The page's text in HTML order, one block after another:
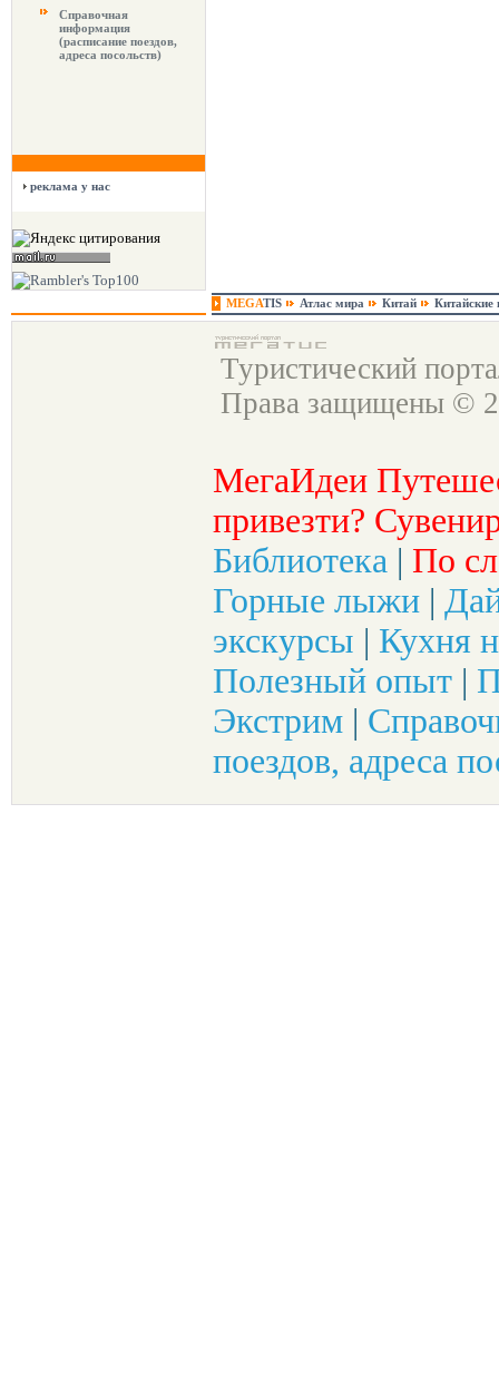
Справочная
информация
(расписание поездов,
адреса посольств)
реклама у нас
MEGATIS Атлас мира Китай Китайские
Туристический
Права защищены ©
МегаИдеи
привезти?
Библиотека | По
Горные лыжи |
экскурсы | Кухня
Полезный опыт |
Экстрим |
поездов, адреса